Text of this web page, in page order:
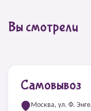
Вы смотрели
Самовывоз
Москва, ул. Ф.